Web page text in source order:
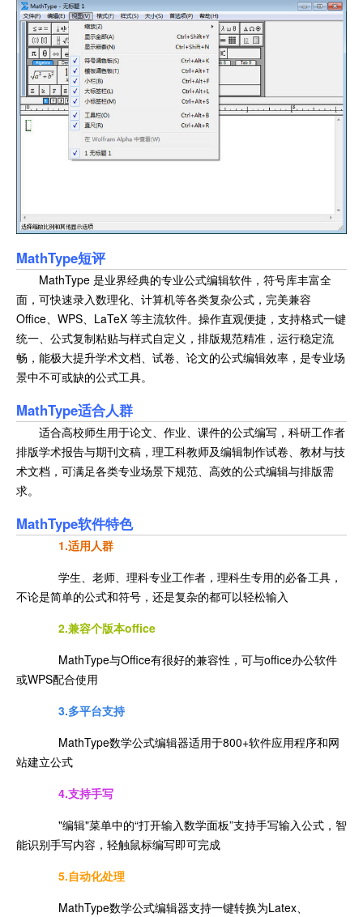
MathType短评
MathType 是业界经典的专业公式编辑软件，符号库丰富全
面，可快速录入数理化、计算机等各类复杂公式，完美兼容
Office、WPS、LaTeX 等主流软件。操作直观便捷，支持格式一键
统一、公式复制粘贴与样式自定义，排版规范精准，运行稳定流
畅，能极大提升学术文档、试卷、论文的公式编辑效率，是专业场
景中不可或缺的公式工具。
MathType适合人群
适合高校师生用于论文、作业、课件的公式编写，科研工作者
排版学术报告与期刊文稿，理工科教师及编辑制作试卷、教材与技
术文档，可满足各类专业场景下规范、高效的公式编辑与排版需
求。
MathType软件特色
1.适用人群
学生、老师、理科专业工作者，理科生专用的必备工具，
不论是简单的公式和符号，还是复杂的都可以轻松输入
2.兼容个版本office
MathType与Office有很好的兼容性，可与office办公软件
或WPS配合使用
3.多平台支持
MathType数学公式编辑器适用于800+软件应用程序和网
站建立公式
4.支持手写
"编辑"菜单中的“打开输入数学面板”支持手写输入公式，智
能识别手写内容，轻触鼠标编写即可完成
5.自动化处理
MathType数学公式编辑器支持一键转换为Latex、